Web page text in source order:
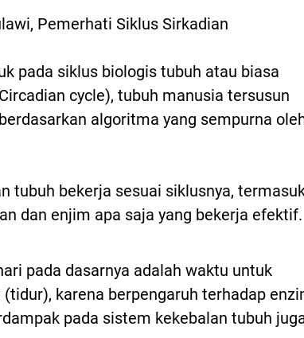
Pemerhati Siklus Sirkadian
pada siklus biologis tubuh atau biasa
cycle), tubuh manusia tersusun
algoritma yang sempurna
tubuh bekerja sesuai siklusnya,
dan enjim apa saja yang bekerja efektif.
pada dasarnya adalah waktu untuk
karena berpengaruh terhadap
pada sistem kekebalan tubuh